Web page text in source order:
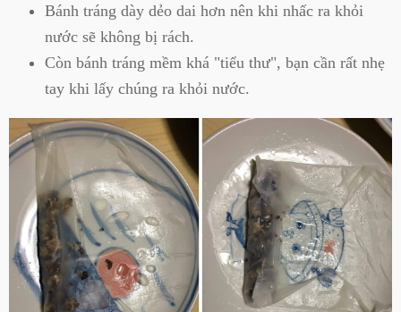
Bánh tráng dày dẻo dai hơn nên khi nhấc ra khỏi
nước sẽ không bị rách.
Còn bánh tráng mềm khá "tiểu thư", bạn cần rất nhẹ
tay khi lấy chúng ra khỏi nước.